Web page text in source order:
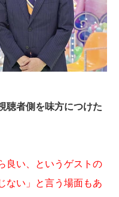
聴者側を味方につけた
良い、というゲストの
ない」と言う場面もあ